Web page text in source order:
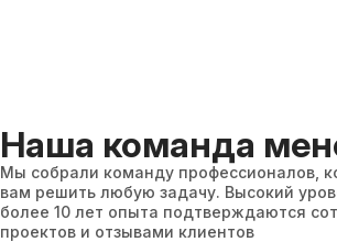
Наша команда
Мы собрали команду профессионалов,
вам решить любую задачу. Высокий
более 10 лет опыта подтверждаются
проектов и отзывами клиентов